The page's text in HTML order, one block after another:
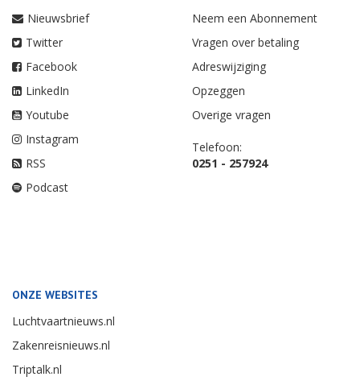
Nieuwsbrief
Twitter
Facebook
LinkedIn
Youtube
Instagram
RSS
Podcast
Neem een Abonnement
Vragen over betaling
Adreswijziging
Opzeggen
Overige vragen
Telefoon:
0251 - 257924
ONZE WEBSITES
Luchtvaartnieuws.nl
Zakenreisnieuws.nl
Triptalk.nl